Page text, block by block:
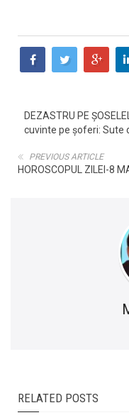
DEZASTRU PE
cuvinte pe șoferi: Sute
PREVIOUS ARTICLE
HOROSCOPUL ZILEI-8
RELATED POSTS